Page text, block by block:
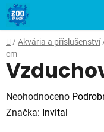
Přejít
na
obsah
Domů
/ Akvária a příslušenství
cm
Průměrné
hodnocení
Neohodnoceno
Značka: Invital